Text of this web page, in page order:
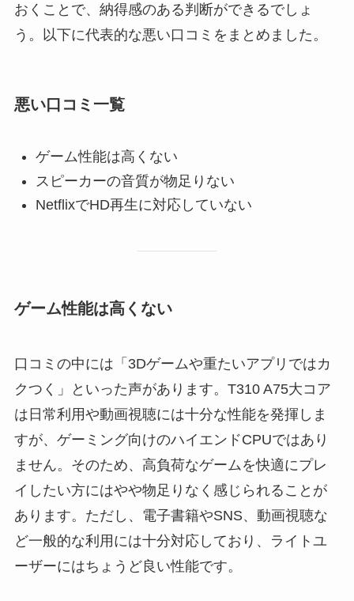
おくことで、納得感のある判断ができるでしょ
う。以下に代表的な悪い口コミをまとめました。
悪い口コミ一覧
ゲーム性能は高くない
スピーカーの音質が物足りない
NetflixでHD再生に対応していない
ゲーム性能は高くない
口コミの中には「3Dゲームや重たいアプリではカ
クつく」といった声があります。T310 A75大コア
は日常利用や動画視聴には十分な性能を発揮しま
すが、ゲーミング向けのハイエンドCPUではあり
ません。そのため、高負荷なゲームを快適にプレ
イしたい方にはやや物足りなく感じられることが
あります。ただし、電子書籍やSNS、動画視聴な
ど一般的な利用には十分対応しており、ライトユ
ーザーにはちょうど良い性能です。